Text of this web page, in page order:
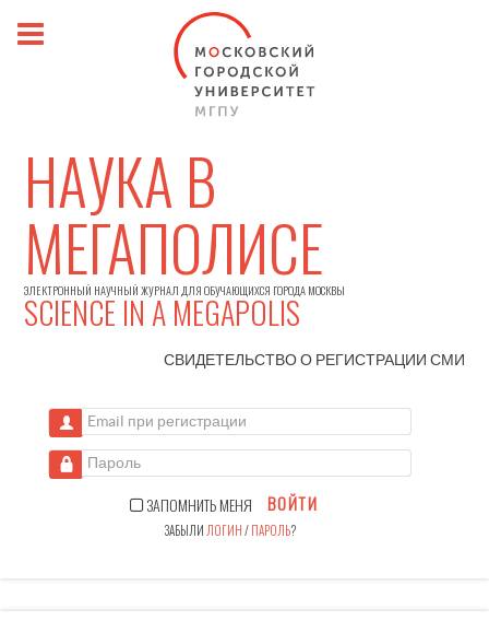
НАУКА В
МЕГАПОЛИСЕ
ЭЛЕКТРОННЫЙ НАУЧНЫЙ ЖУРНАЛ ДЛЯ ОБУЧАЮЩИХСЯ ГОРОДА МОСКВЫ
SCIENCE IN A MEGAPOLIS
СВИДЕТЕЛЬСТВО О РЕГИСТРАЦИИСМИ
Email при регистрации
Пароль
ЗАПОМНИТЬ МЕНЯ ВОЙТИ
ЗАБЫЛИ ЛОГИН/ПАРОЛЬ?